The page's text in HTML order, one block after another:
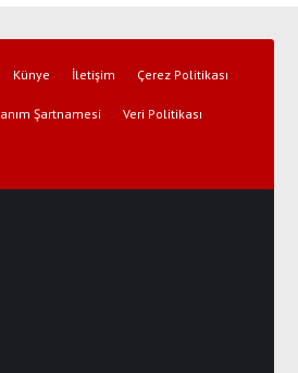
Künye İletişim Çerez Politikası
Şartnamesi Veri Politikası